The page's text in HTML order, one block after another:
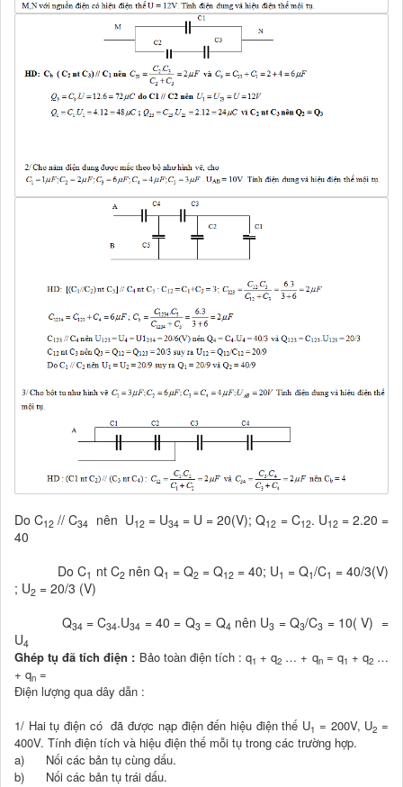
Do C12 // C34 nên U12= U34 = U = 20(V); Q12 = C12. U12= 2.20 =
40
Do C1 nt C2nên Q1 = Q2= Q12= 40; U1 = Q1/C1 = 40/3(V)
; U2 = 20/3 (V)
Q34 = C34.U34 = 40 = Q3 = Q4 nên U3 = Q3/C3 = 10( V) =
U4
Ghép tụ đã tích điện : Bảo toàn điện tích : q1 + q2 … + qn= q1 + q2…
+ qn =
Điện lượng qua dây dẫn :
1/ Hai tụ điện có đã được nạp điện đến hiệu điện thế U1 = 200V, U2 =
400V. Tính điện tích và hiệu điện thế mỗi tụ trong các trường hợp.
a) Nối các bản tụ cùng dấu.
b) Nối các bản tụ trái dấu.